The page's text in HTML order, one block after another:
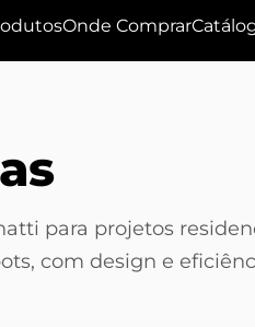
Onde Comprar
para projetos
com design e